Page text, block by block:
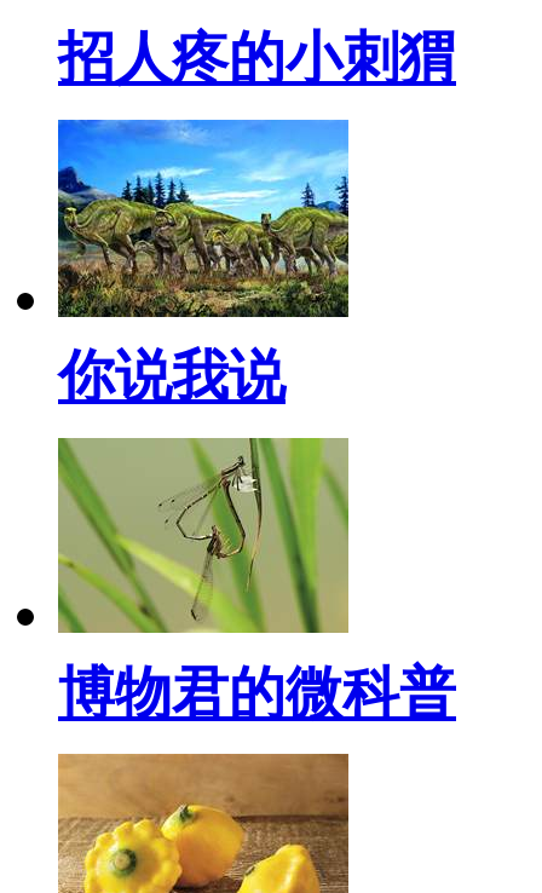
招人疼的小刺猬
你说我说
博物君的微科普